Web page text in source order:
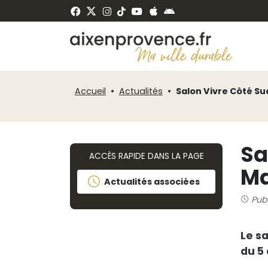
Accueil Actualités Salon Vivre Côté
ACCÈS RAPIDE DANS LA PAGE
Actualités associées
Le
du 5
de
Panneau de gestion des cookies